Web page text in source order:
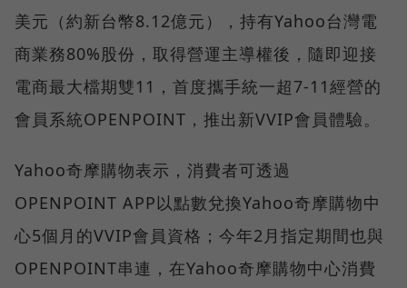
美元（約新台幣8.12億元），持有Yahoo台灣電
商業務80%股份，取得營運主導權後，隨即迎接
電商最大檔期雙11，首度攜手統一超7-11經營的
會員系統OPENPOINT，推出新VVIP會員體驗。
Yahoo奇摩購物表示，消費者可透過
OPENPOINT APP以點數兌換Yahoo奇摩購物中
心5個月的VVIP會員資格；今年2月指定期間也與
OPENPOINT串連，在Yahoo奇摩購物中心消費